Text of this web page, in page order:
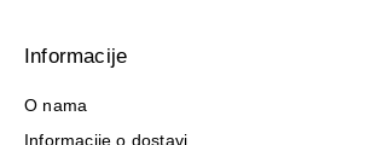
Informacije
O nama
Informacije o dostavi